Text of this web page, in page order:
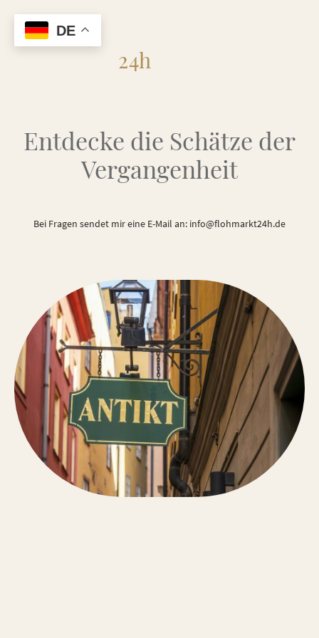
24h
Entdecke die Schätze der
Vergangenheit
Bei Fragen sendet mir eine E-Mail an: info@flohmarkt24h.de
DE